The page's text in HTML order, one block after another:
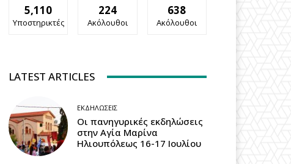
5,110
Υποστηρικτές
224
Ακόλουθοι
638
Ακόλουθοι
LATEST ARTICLES
ΕΚΔΗΛΏΣΕΙΣ
Οι πανηγυρικές εκδηλώσεις
στην Αγία Μαρίνα
Ηλιουπόλεως 16-17 Ιουλίου